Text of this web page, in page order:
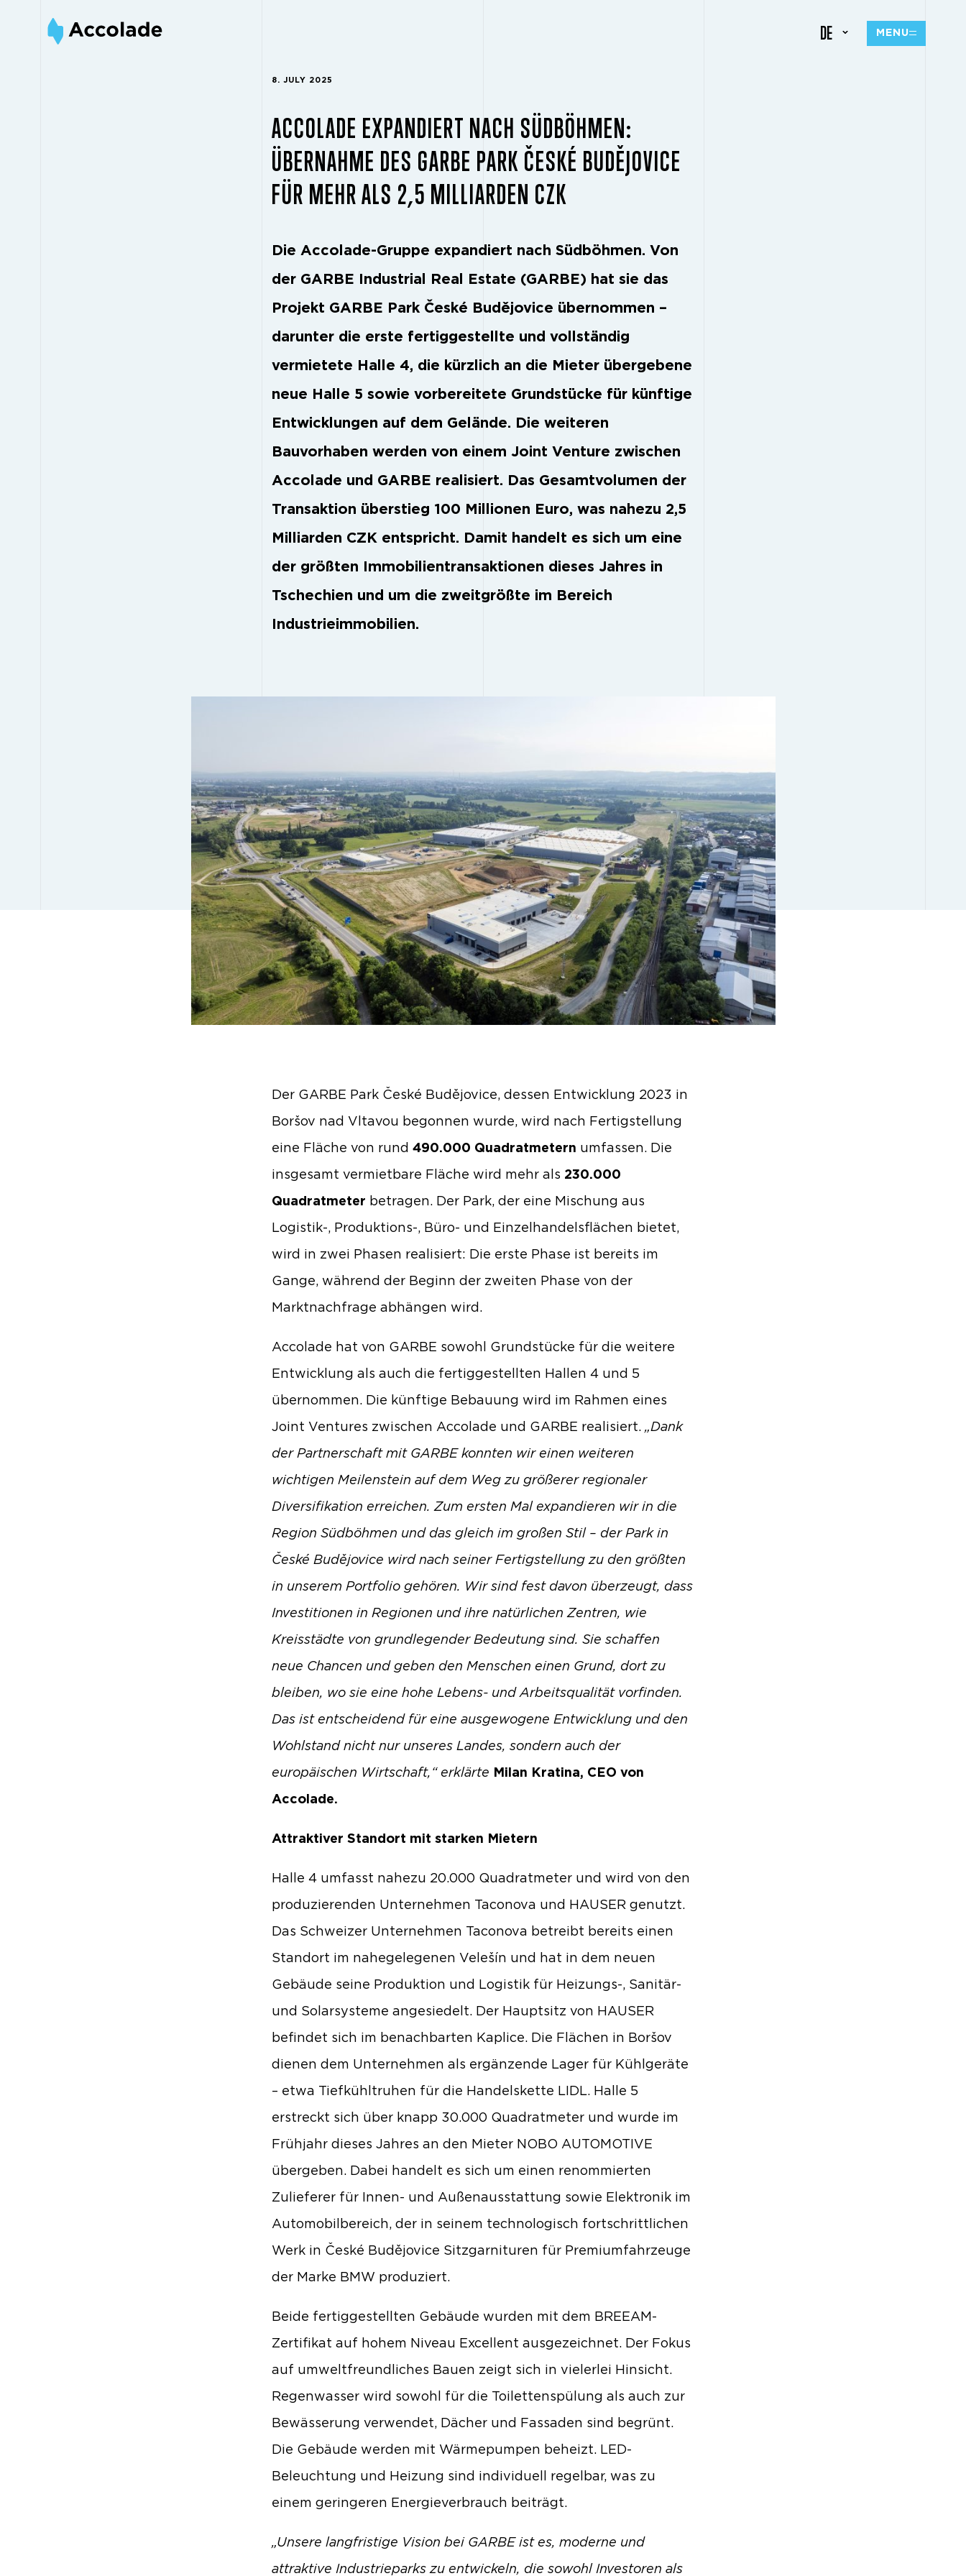
DE MENU
8. JULY 2025
ACCOLADE EXPANDIERT NACH SÜDBÖHMEN:
ÜBERNAHME DES GARBE PARK ČESKÉ BUDĚJOVICE
FÜR MEHR ALS 2,5 MILLIARDEN CZK
Die Accolade-Gruppe expandiert nach Südböhmen. Von
der GARBE Industrial Real Estate (GARBE) hat sie das
Projekt GARBE Park České Budějovice übernommen –
darunter die erste fertiggestellte und vollständig
vermietete Halle 4, die kürzlich an die Mieter übergebene
neue Halle 5 sowie vorbereitete Grundstücke für künftige
Entwicklungen auf dem Gelände. Die weiteren
Bauvorhaben werden von einem Joint Venture zwischen
Accolade und GARBE realisiert. Das Gesamtvolumen der
Transaktion überstieg 100 Millionen Euro, was nahezu 2,5
Milliarden CZK entspricht. Damit handelt es sich um eine
der größten Immobilientransaktionen dieses Jahres in
Tschechien und um die zweitgrößte im Bereich
Industrieimmobilien.
Der GARBE Park České Budějovice, dessen Entwicklung 2023 in
Boršov nad Vltavou begonnen wurde, wird nach Fertigstellung
eine Fläche von rund 490.000 Quadratmetern umfassen. Die
insgesamt vermietbare Fläche wird mehr als 230.000
Quadratmeter betragen. Der Park, der eine Mischung aus
Logistik-, Produktions-, Büro- und Einzelhandelsflächen bietet,
wird in zwei Phasen realisiert: Die erste Phase ist bereits im
Gange, während der Beginn der zweiten Phase von der
Marktnachfrage abhängen wird.
Accolade hat von GARBE sowohl Grundstücke für die weitere
Entwicklung als auch die fertiggestellten Hallen 4 und 5
übernommen. Die künftige Bebauung wird im Rahmen eines
Joint Ventures zwischen Accolade und GARBE realisiert. „Dank
der Partnerschaft mit GARBE konnten wir einen weiteren
wichtigen Meilenstein auf dem Weg zu größerer regionaler
Diversifikation erreichen. Zum ersten Mal expandieren wir in die
Region Südböhmen und das gleich im großen Stil – der Park in
České Budějovice wird nach seiner Fertigstellung zu den größten
in unserem Portfolio gehören. Wir sind fest davon überzeugt, dass
Investitionen in Regionen und ihre natürlichen Zentren, wie
Kreisstädte von grundlegender Bedeutung sind. Sie schaffen
neue Chancen und geben den Menschen einen Grund, dort zu
bleiben, wo sie eine hohe Lebens- und Arbeitsqualität vorfinden.
Das ist entscheidend für eine ausgewogene Entwicklung und den
Wohlstand nicht nur unseres Landes, sondern auch der
europäischen Wirtschaft,“ erklärte Milan Kratina, CEO von
Accolade.
Attraktiver Standort mit starken Mietern
Halle 4 umfasst nahezu 20.000 Quadratmeter und wird von den
produzierenden Unternehmen Taconova und HAUSER genutzt.
Das Schweizer Unternehmen Taconova betreibt bereits einen
Standort im nahegelegenen Velešín und hat in dem neuen
Gebäude seine Produktion und Logistik für Heizungs-, Sanitär-
und Solarsysteme angesiedelt. Der Hauptsitz von HAUSER
befindet sich im benachbarten Kaplice. Die Flächen in Boršov
dienen dem Unternehmen als ergänzende Lager für Kühlgeräte
– etwa Tiefkühltruhen für die Handelskette LIDL. Halle 5
erstreckt sich über knapp 30.000 Quadratmeter und wurde im
Frühjahr dieses Jahres an den Mieter NOBO AUTOMOTIVE
übergeben. Dabei handelt es sich um einen renommierten
Zulieferer für Innen- und Außenausstattung sowie Elektronik im
Automobilbereich, der in seinem technologisch fortschrittlichen
Werk in České Budějovice Sitzgarnituren für Premiumfahrzeuge
der Marke BMW produziert.
Beide fertiggestellten Gebäude wurden mit dem BREEAM-
Zertifikat auf hohem Niveau Excellent ausgezeichnet. Der Fokus
auf umweltfreundliches Bauen zeigt sich in vielerlei Hinsicht.
Regenwasser wird sowohl für die Toilettenspülung als auch zur
Bewässerung verwendet, Dächer und Fassaden sind begrünt.
Die Gebäude werden mit Wärmepumpen beheizt. LED-
Beleuchtung und Heizung sind individuell regelbar, was zu
einem geringeren Energieverbrauch beiträgt.
„Unsere langfristige Vision bei GARBE ist es, moderne und
attraktive Industrieparks zu entwickeln, die sowohl Investoren als